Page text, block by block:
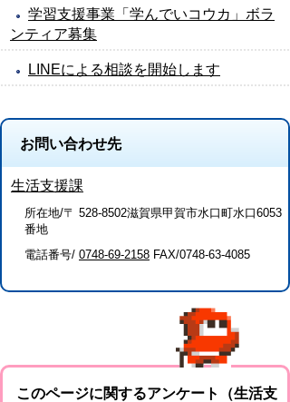
学習支援事業「学んでいコウカ」ボラ
ンティア募集
LINEによる相談を開始します
お問い合わせ先
生活支援課
所在地/〒 528-8502滋賀県甲賀市水口町水口6053
番地
電話番号/ 0748-69-2158 FAX/0748-63-4085
このページに関するアンケート（生活支